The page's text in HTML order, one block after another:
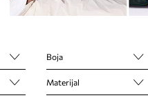
Boja
Materijal